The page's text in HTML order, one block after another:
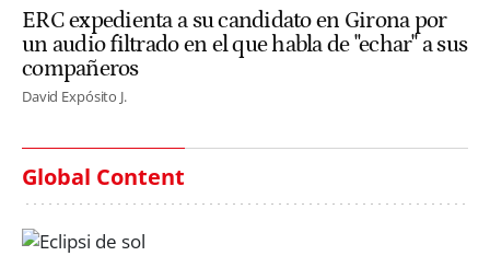
ERC expedienta a su candidato en Girona por
un audio filtrado en el que habla de "echar" a sus
compañeros
David Expósito J.
Global Content